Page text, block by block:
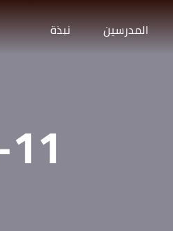
المدرسين نبذة